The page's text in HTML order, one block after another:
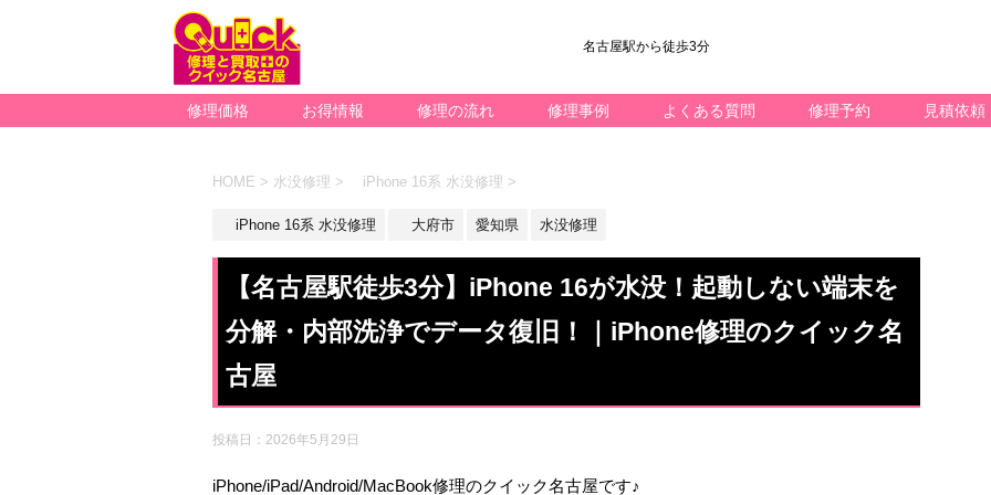
名古屋駅から徒歩3分
修理価格 お得情報 修理の流れ 修理事例 よくある質問 修理予約 見積依頼
HOME > 水没修理 > iPhone 16系 水没修理 >
iPhone 16系 水没修理 大府市 愛知県 水没修理
【名古屋駅徒歩3分】iPhone 16が水没！起動しない端末を
分解・内部洗浄でデータ復旧！｜iPhone修理のクイック名
古屋
投稿日： 2026年5月29日
iPhone/iPad/Android/MacBook修理のクイック名古屋です♪